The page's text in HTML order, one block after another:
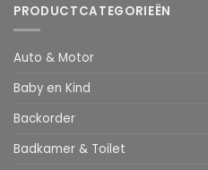
PRODUCTCATEGORIEËN
Auto & Motor
Baby en Kind
Backorder
Badkamer & Toilet